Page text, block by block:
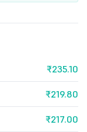
₹235.10
₹219.80
₹217.00